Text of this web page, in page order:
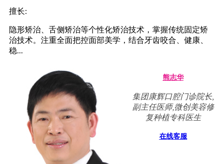
擅长:
隐形矫治、舌侧矫治等个性化矫治技术，掌握传统固定矫
治技术。注重全面把控面部美学，结合牙齿咬合、健康、
稳...
熊志华
集团康辉口腔门诊院长,
副主任医师,微创美容修
复种植专科医生
在线客服